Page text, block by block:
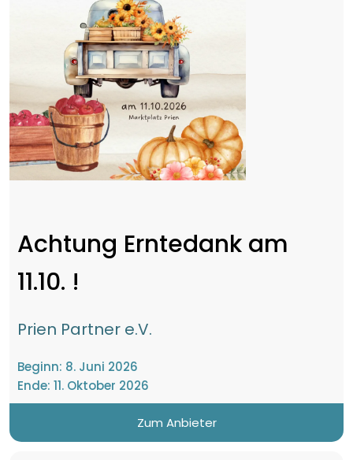
Achtung Erntedank am
11.10. !
Prien Partner e.V.
Beginn: 8. Juni 2026
Ende: 11. Oktober 2026
Zum Anbieter